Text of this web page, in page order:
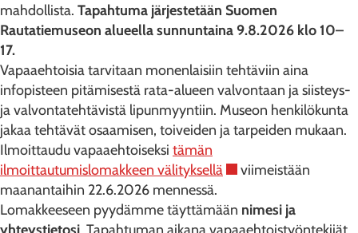
mahdollista. Tapahtuma järjestetään Suomen
Rautatiemuseon alueella sunnuntaina 9.8.2026 klo 10–
17.
Vapaaehtoisia tarvitaan monenlaisiin tehtäviin aina
infopisteen pitämisestä rata-alueen valvontaan ja siisteys-
ja valvontatehtävistä lipunmyyntiin. Museon henkilökunta
jakaa tehtävät osaamisen, toiveiden ja tarpeiden mukaan.
Ilmoittaudu vapaaehtoiseksi tämän
ilmoittautumislomakkeen välityksellä
viimeistään
maanantaihin 22.6.2026 mennessä.
Lomakkeeseen pyydämme täyttämään nimesi ja